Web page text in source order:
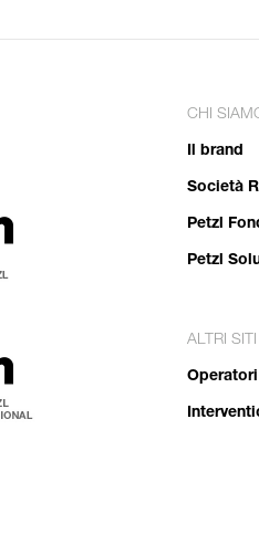
CHI
Il brand
Società
Petzl
Petzl
ALTRI
Operatori